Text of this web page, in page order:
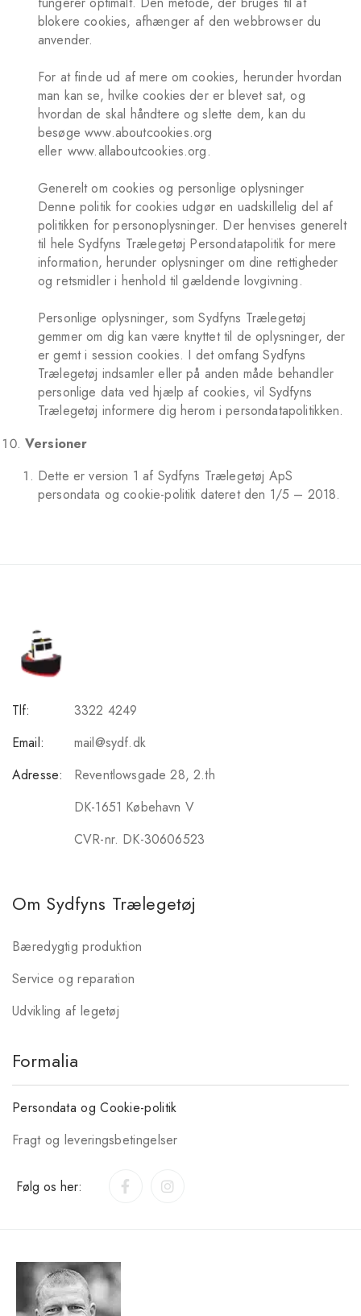
blokere cookies, afhænger af den webbrowser du
anvender.
For at finde ud af mere om cookies, herunder hvordan
man kan se, hvilke cookies der er blevet sat, og
hvordan de skal håndtere og slette dem, kan du
besøge www.aboutcookies.org
eller www.allaboutcookies.org.
Generelt om cookies og personlige oplysninger
Denne politik for cookies udgør en uadskillelig del af
politikken for personoplysninger. Der henvises generelt
til hele Sydfyns Trælegetøj Persondatapolitik for mere
information, herunder oplysninger om dine rettigheder
og retsmidler i henhold til gældende lovgivning.
Personlige oplysninger, som Sydfyns Trælegetøj
gemmer om dig kan være knyttet til de oplysninger, der
er gemt i session cookies. I det omfang Sydfyns
Trælegetøj indsamler eller på anden måde behandler
personlige data ved hjælp af cookies, vil Sydfyns
Trælegetøj informere dig herom i persondatapolitikken.
Versioner
Dette er version 1 af Sydfyns Trælegetøj ApS
persondata og cookie-politik dateret den 1/5 – 2018.
Tlf:
3322 4249
Email:
mail@sydf.dk
Adresse:
Reventlowsgade 28, 2.th
DK-1651 Købehavn V
CVR-nr. DK-30606523
Om Sydfyns Trælegetøj
Bæredygtig produktion
Service og reparation
Udvikling af legetøj
Formalia
Persondata og Cookie-politik
Fragt og leveringsbetingelser
Følg os her: